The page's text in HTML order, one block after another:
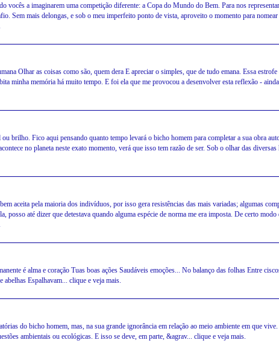
vocês a imaginarem uma competição diferente: a Copa do Mundo do Bem. Para nos
Sem mais delongas, e sob o meu imperfeito ponto de vista, aproveito o momento para
Olhar as coisas como são, quem dera E apreciar o simples, que de tudo emana. Essa
minha memória há muito tempo. E foi ela que me provocou a desenvolver esta reflexão -
Fico aqui pensando quanto tempo levará o bicho homem para completar a sua obra
no planeta neste exato momento, verá que isso tem razão de ser. Sob o olhar das
aceita pela maioria dos indivíduos, por isso gera resistências das mais variadas; algumas
posso até dizer que detestava quando alguma espécie de norma me era imposta. De certo modo
é alma e coração Tuas boas ações Saudáveis emoções... No balanço das folhas Entre
Espalhavam... clique e veja mais.
do bicho homem, mas, na sua grande ignorância em relação ao meio ambiente em que
ambientais ou ecológicas. E isso se deve, em parte, &agrav... clique e veja mais.